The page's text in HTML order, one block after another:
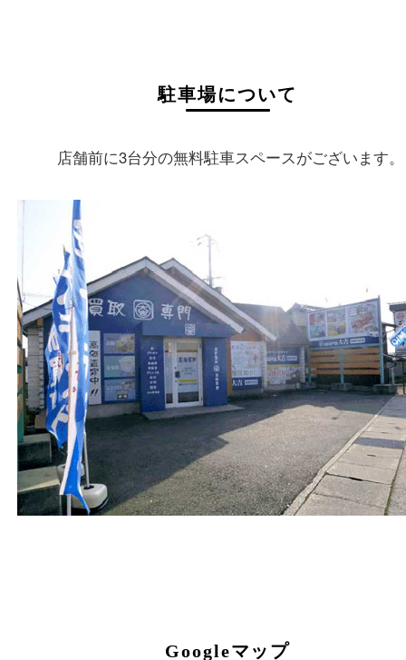
買取大吉 姫路花田店
〒670-0255
兵庫県姫路市花田町小川55－3
戸部テナント
電話
079-252-5866
営業時間
１０：００ ～１９：００
定休日